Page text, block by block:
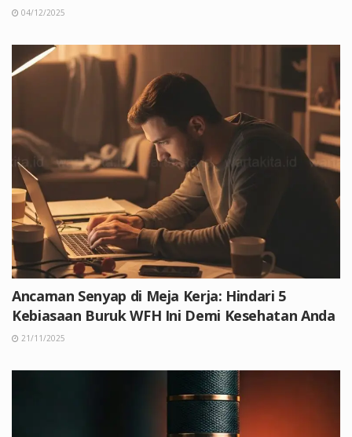
04/12/2025
Ancaman Senyap di Meja Kerja: Hindari 5
Kebiasaan Buruk WFH Ini Demi Kesehatan Anda
21/11/2025